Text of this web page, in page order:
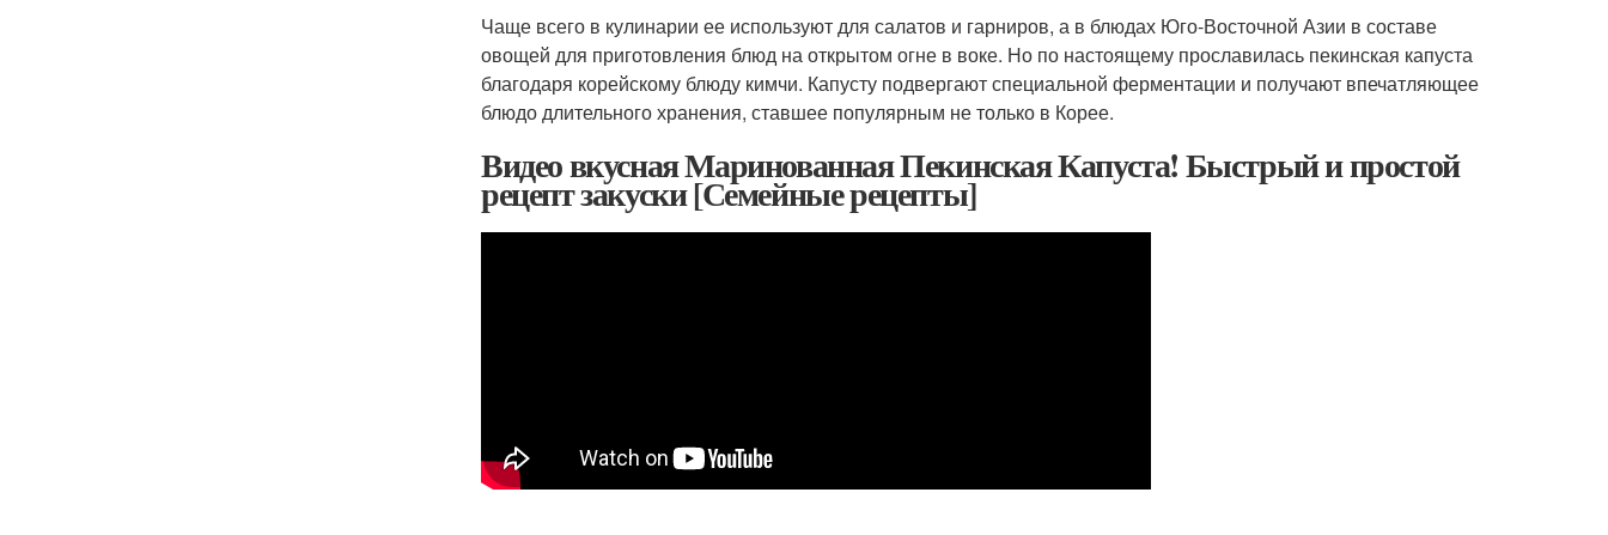
Чаще всего в кулинарии ее используют для салатов и гарниров, а в блюдах Юго-Восточной Азии в составе
овощей для приготовления блюд на открытом огне в воке. Но по настоящему прославилась пекинская капуста
благодаря корейскому блюду кимчи. Капусту подвергают специальной ферментации и получают впечатляющее
блюдо длительного хранения, ставшее популярным не только в Корее.
Видео вкусная Маринованная Пекинская Капуста! Быстрый и простой
рецепт закуски [Семейные рецепты]